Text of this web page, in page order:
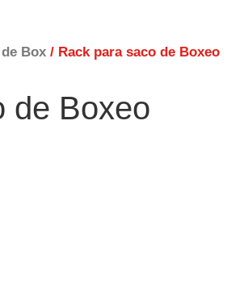
Box / Rack para saco de Boxeo
de Boxeo